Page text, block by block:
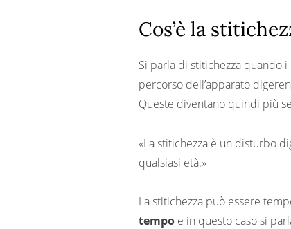
Cose da ricordare
Cos’è la
Si parla di stitichezza quando
percorso dell’apparato
Queste diventano quindi più
«La stitichezza è un disturbo
qualsiasi età.»
La stitichezza può essere
tempo e in questo caso si